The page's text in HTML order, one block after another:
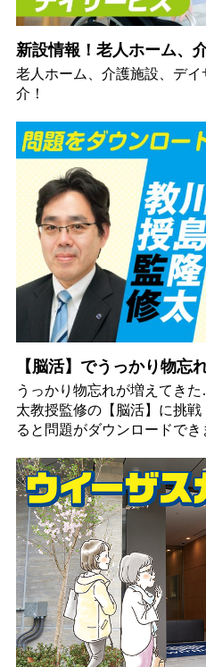
新設情報！老人ホーム、
老人ホーム、介護施設、デ
介！
【脳活】でうっかり物忘
うっかり物忘れが増えてき
太教授監修の【脳活】に挑
ると問題がダウンロードでき